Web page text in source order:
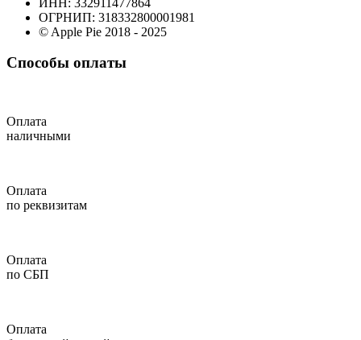
ОГРНИП: 318332800001981
© Apple Pie 2018 - 2025
Способы оплаты
Оплата
наличными
Оплата
по реквизитам
Оплата
по СБП
Оплата